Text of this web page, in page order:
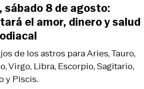
de los astros para Aries, Tauro,
Virgo, Libra, Escorpio, Sagitario,
y Piscis.
sábado 8 de agosto:
el amor, dinero y salud